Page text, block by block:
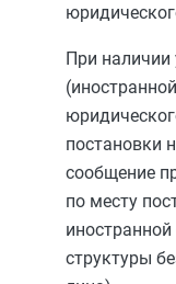
При наличии
постановки
сообщение
по месту
структуры